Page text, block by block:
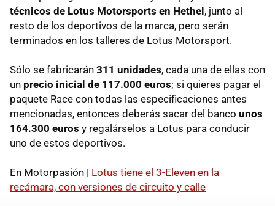
técnicos de Lotus Motorsports en Hethel , junto al
resto de los deportivos de la marca, pero serán
terminados en los talleres de Lotus Motorsport.
Sólo se fabricarán 311 unidades, cada una de ellas con
un precio inicial de 117.000 euros; si quieres pagar el
paquete Race con todas las especificaciones antes
mencionadas, entonces deberás sacar del banco unos
164.300 euros y regalárselos a Lotus para conducir
uno de estos deportivos.
En Motorpasión | Lotus tiene el 3-Eleven en la
recámara, con versiones de circuito y calle